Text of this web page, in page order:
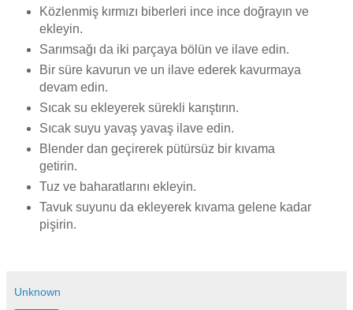
Közlenmiş kırmızı biberleri ince ince doğrayın ve
ekleyin.
Sarımsağı da iki parçaya bölün ve ilave edin.
Bir süre kavurun ve un ilave ederek kavurmaya
devam edin.
Sıcak su ekleyerek sürekli karıştırın.
Sıcak suyu yavaş yavaş ilave edin.
Blender dan geçirerek pütürsüz bir kıvama
getirin.
Tuz ve baharatlarını ekleyin.
Tavuk suyunu da ekleyerek kıvama gelene kadar
pişirin.
Unknown